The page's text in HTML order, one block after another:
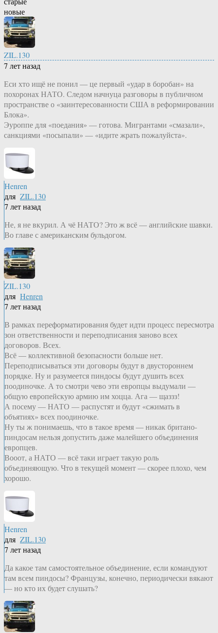
новые
ZIL.130
7 лет назад
Еси хто ищё не понил — це первый «удар в боробан» на
похоронах НАТО. Следом начнуца разговоры в публичном
пространстве о «заинтересованности США в реформировании
Блока».
Эуроппе для «поедания» — готова. Мигрантами «смазали»,
санкциями «посыпали» — «идите жрать пожалуйста».
Henren
для ZIL.130
7 лет назад
Не, я не вкурил. А чё НАТО? Это ж всё — английские шавки.
Во главе с американским бульдогом.
ZIL.130
для Henren
7 лет назад
В рамках переформатирования будет идти процесс пересмотра
зон ответственности и переподписания заново всех
договоров. Всех.
Всё — коллективной безопасности больше нет.
Переподписываться эти договоры будут в двустороннем
порядке. Ну и разумеется пиндосы будут душить всех
поодиночке. А то смотри чево эти европцы выдумали —
общую европейскую армию им хоцца. Ага — щаззз!
А посему — НАТО — распустят и будут «сжимать в
объятиях» всех поодиночке.
Ну ты ж понимаешь, что в такое время — никак британо-
пиндосам нельзя допустить даже малейшего объединения
европцев.
Вооот, а НАТО — всё таки играет такую роль
объединяющую. Что в текущей момент — скорее плохо, чем
хорошо.
Henren
для ZIL.130
7 лет назад
Да какое там самостоятельное объединение, если командуют
там всем пиндосы? Французы, конечно, периодически вякают
— но кто их будет слушать?